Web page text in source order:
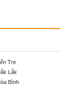
Tre
Lắk
Bình